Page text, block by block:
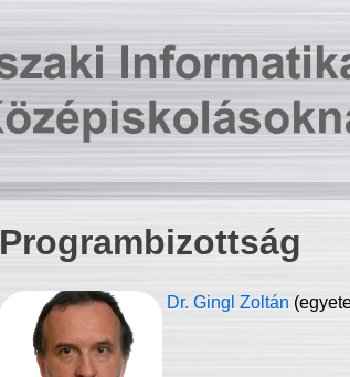
Programbizottság
Dr. Gingl Zoltán